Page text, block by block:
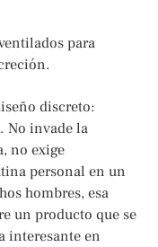
para
discreto:
No invade la
no exige
personal en un
hombres, esa
un producto que se
interesante en